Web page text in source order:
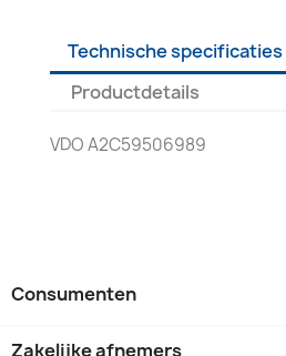
Technische specificaties
Productdetails
VDO A2C59506989
Consumenten
Zakelijke afnemers